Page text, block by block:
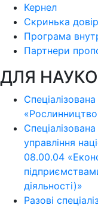
Кернел
Скринька
Програма
Партнери
ДЛЯ
управління
08.00.04
діяльності)»
Разові